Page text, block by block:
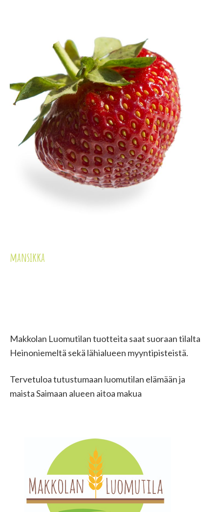
mansikka
Makkolan Luomutilan tuotteita saat suoraan tilalta
Heinoniemeltä sekä lähialueen myyntipisteistä.
Tervetuloa tutustumaan luomutilan elämään ja
maista Saimaan alueen aitoa makua